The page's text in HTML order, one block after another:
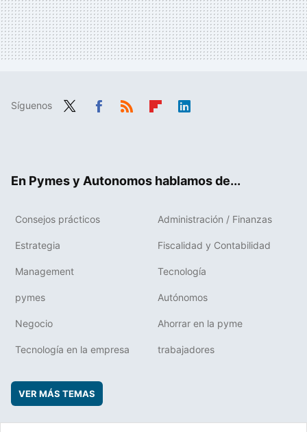
Síguenos
En Pymes y Autonomos hablamos de...
Consejos prácticos Administración / Finanzas
Estrategia Fiscalidad y Contabilidad
Management Tecnología
pymes Autónomos
Negocio Ahorrar en la pyme
Tecnología en la empresa trabajadores
VER MÁS TEMAS